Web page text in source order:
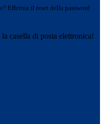
Effettua il reset della password
casella di posta elettronica!